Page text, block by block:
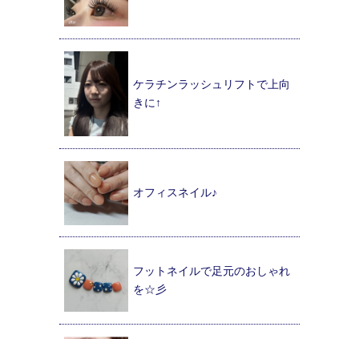
ケラチンラッシュリフトで上向
きに↑
オフィスネイル♪
フットネイルで足元のおしゃれ
を☆彡